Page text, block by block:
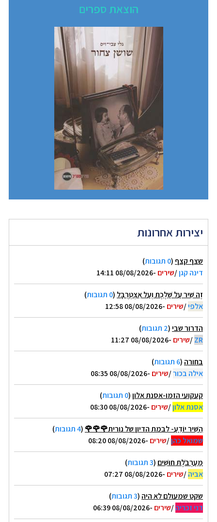
הוצאת ספרים
יצירות אחרונות
שצף קצף (0 תגובות
)
דינה קגן/שירים -08/08/2026 14:11
זֶה שִׁיר עַל שַׁלֶּכֶת וְעַל אִצְטְרֻבָּל (0 תגובות
)
אלפי/שירים -08/08/2026 12:58
הדרור שבי(2 תגובות
)
ZR
/שירים -08/08/2026 11:27
בחורה (6 תגובות
)
אילה בכור/שירים -08/08/2026 08:35
קעקועי הזמו-אסנת אלון(0 תגובות
)
אסנת אלון/שירים -08/08/2026 08:30
הַשִּׁיר יוֹדֵעַ- לבמת הדיון של נורית🌹🌹🌹 (4 תגובות
)
שמואל כהן/שירים -08/08/2026 08:20
מַעַרְבֹּלֶת חוּשִׁים (3 תגובות
)
אביה/שירים -08/08/2026 07:27
שקט שמעולם לא היה (3 תגובות
)
דני זכריה/שירים -08/08/2026 06:39